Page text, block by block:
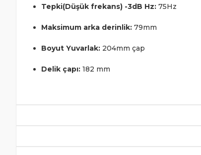
Tepki(Düşük frekans) -3dB Hz: 75Hz
Maksimum arka derinlik: 79mm
Boyut Yuvarlak: 204mm çap
Delik çapı: 182 mm